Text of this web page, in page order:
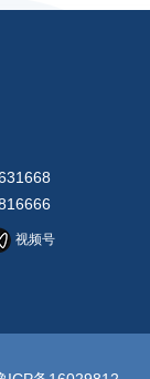
视频号